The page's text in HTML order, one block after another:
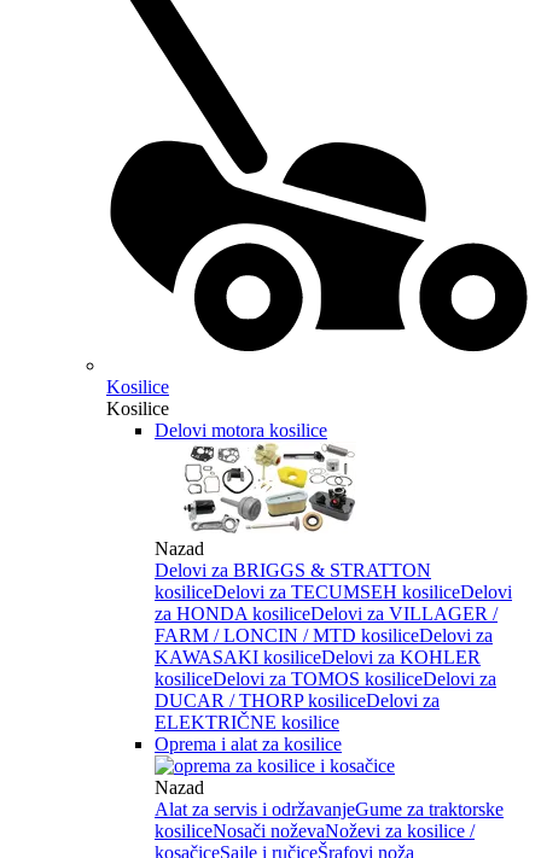
Kosilice
Kosilice
Delovi motora kosilice
Nazad
Delovi za BRIGGS & STRATTON
kosiliceDelovi za TECUMSEH kosiliceDelovi
za HONDA kosiliceDelovi za VILLAGER /
FARM / LONCIN / MTD kosiliceDelovi za
KAWASAKI kosiliceDelovi za KOHLER
kosiliceDelovi za TOMOS kosiliceDelovi za
DUCAR / THORP kosiliceDelovi za
ELEKTRIČNE kosilice
Oprema i alat za kosilice
Nazad
Alat za servis i održavanjeGume za traktorske
kosiliceNosači noževaNoževi za kosilice /
kosačiceSajle i ručiceŠrafovi noža